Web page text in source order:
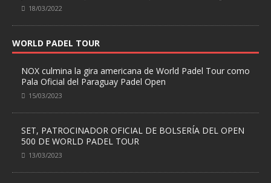
18/03/2022
WORLD PADEL TOUR
NOX culmina la gira americana de World Padel Tour como
Pala Oficial del Paraguay Padel Open
15/03/2023
SET, PATROCINADOR OFICIAL DE BOLSERÍA DEL OPEN
500 DE WORLD PADEL TOUR
13/03/2023